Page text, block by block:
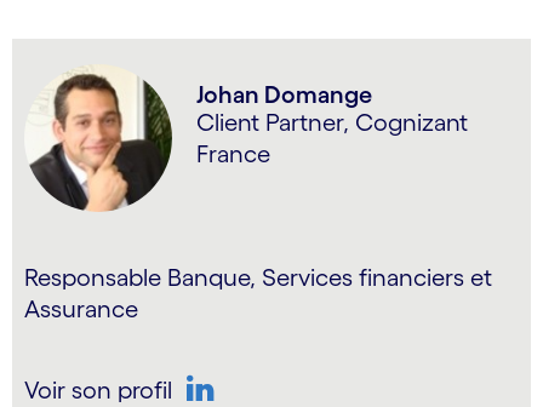
Johan Domange
Client Partner, Cognizant
France
Responsable Banque, Services financiers et
Assurance
Voir son profil